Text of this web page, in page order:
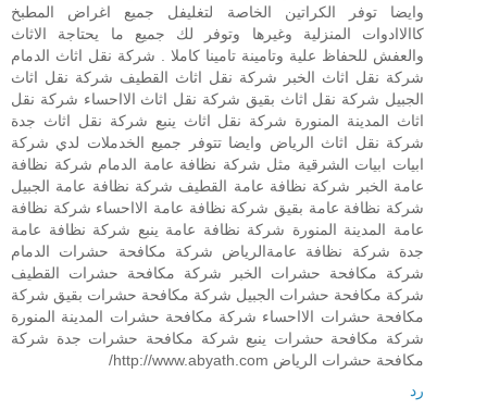
وايضا توفر الكراتين الخاصة لتغليفل جميع اغراض المطبخ
كاالاادوات المنزلية وغيرها وتوفر لك جميع ما يحتاجة الاثاث
والعفش للحفاظ علية وتامينة تامينا كاملا . شركة نقل اثاث الدمام
شركة نقل اثاث الخبر شركة نقل اثاث القطيف شركة نقل اثاث
الجبيل شركة نقل اثاث بقيق شركة نقل اثاث الااحساء شركة نقل
اثاث المدينة المنورة شركة نقل اثاث ينبع شركة نقل اثاث جدة
شركة نقل اثاث الرياض وايضا تتوفر جميع الخدملات لدي شركة
ابيات ابيات الشرقية مثل شركة نظافة عامة الدمام شركة نظافة
عامة الخبر شركة نظافة عامة القطيف شركة نظافة عامة الجبيل
شركة نظافة عامة بقيق شركة نظافة عامة الااحساء شركة نظافة
عامة المدينة المنورة شركة نظافة عامة ينبع شركة نظافة عامة
جدة شركة نظافة عامةالرياض شركة مكافحة حشرات الدمام
شركة مكافحة حشرات الخبر شركة مكافحة حشرات القطيف
شركة مكافحة حشرات الجبيل شركة مكافحة حشرات بقيق شركة
مكافحة حشرات الااحساء شركة مكافحة حشرات المدينة المنورة
شركة مكافحة حشرات ينبع شركة مكافحة حشرات جدة شركة
مكافحة حشرات الرياض http://www.abyath.com/
رد